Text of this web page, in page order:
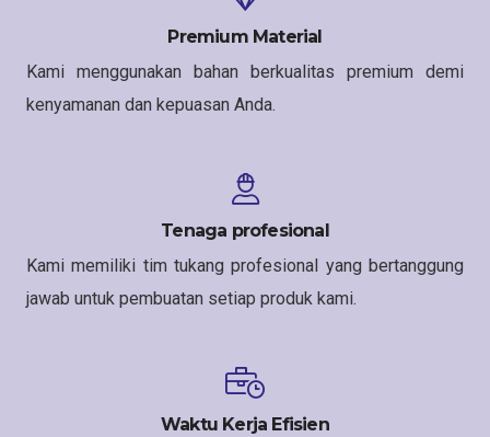
Premium Material
Kami menggunakan bahan berkualitas premium demi
kenyamanan dan kepuasan Anda.
Tenaga profesional
Kami memiliki tim tukang profesional yang bertanggung
jawab untuk pembuatan setiap produk kami.
Waktu Kerja Efisien